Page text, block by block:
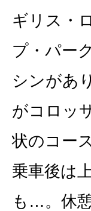
ギリス・
プ・パー
シンがあ
がコロッ
状のコー
乗車後は
も…。休